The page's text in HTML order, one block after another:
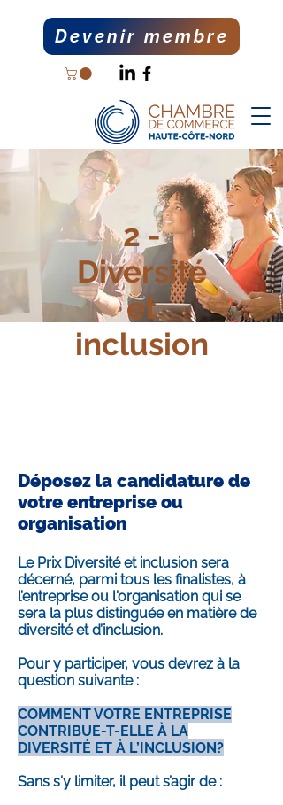
Devenir membre
2 -
Diversité
et
inclusion
Déposez la candidature de
votre entreprise ou
organisation
Le Prix Diversité et inclusion sera
décerné, parmi tous les finalistes, à
l’entreprise ou l'organisation qui se
sera la plus distinguée en matière de
diversité et d’inclusion.
Pour y participer, vous devrez à la
question suivante :
COMMENT VOTRE ENTREPRISE
CONTRIBUE-T-ELLE À LA
DIVERSITÉ ET À L’INCLUSION?
Sans s'y limiter, il peut s’agir de :​